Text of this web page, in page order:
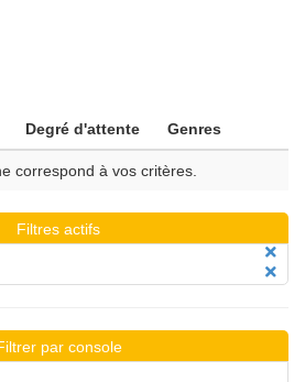
Degré d'attente Genres
correspond à vos critères.
Filtres actifs
par console